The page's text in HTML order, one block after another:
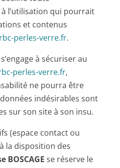
l’utilisation qui pourrait
et contenus
perles-verre.fr.
s’engage à sécuriser au
perles-verre.fr,
ne pourra être
indésirables sont
sur son site à son insu.
(espace contact ou
la disposition des
BOSCAGE se réserve le